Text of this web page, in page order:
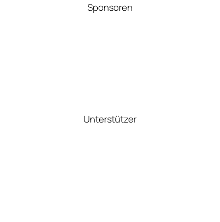
Sponsoren
Unterstützer